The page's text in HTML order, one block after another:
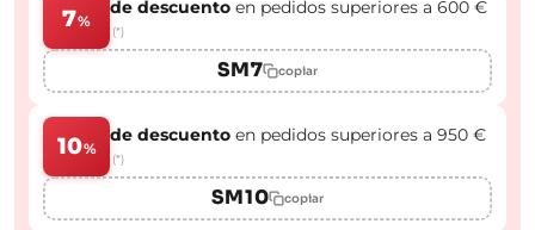
7%
de descuento en pedidos superiores a 600 €
(*)
SM7 copiar
10%
de descuento en pedidos superiores a 950 €
(*)
SM10 copiar